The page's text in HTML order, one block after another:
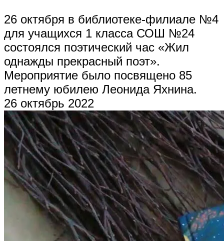
26 октября в библиотеке-филиале №4
для учащихся 1 класса СОШ №24
состоялся поэтический час «Жил
однажды прекрасный поэт».
Мероприятие было посвящено 85
летнему юбилею Леонида Яхнина.
26 октябрь 2022